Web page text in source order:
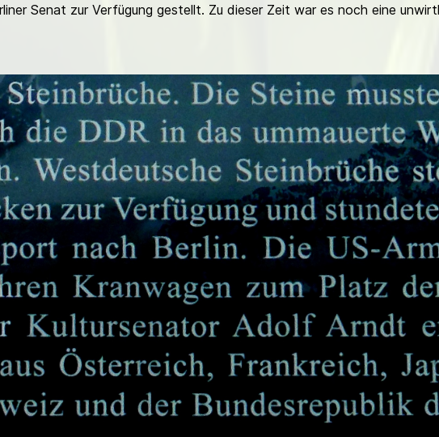
Senat zur Verfügung gestellt. Zu dieser Zeit war es noch eine